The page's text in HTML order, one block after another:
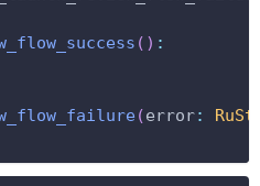
( ) :
(error: